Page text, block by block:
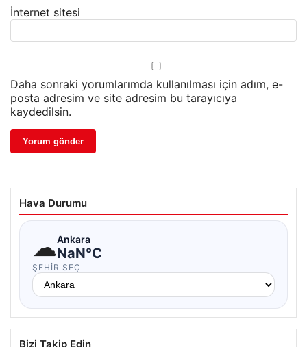
İnternet sitesi
Daha sonraki yorumlarımda kullanılması için adım, e-
posta adresim ve site adresim bu tarayıcıya
kaydedilsin.
Hava Durumu
☁Ankara
NaN°C
ŞEHIR SEÇ
Bizi Takip Edin